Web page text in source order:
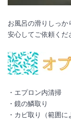
お風呂の滑りしっか
安心してご依頼くだ
・エプロン内清掃
・鏡の鱗取り
・カビ取り（範囲に